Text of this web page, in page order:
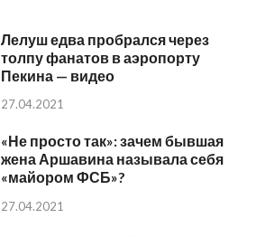
Лелуш едва пробрался через
толпу фанатов в аэропорту
Пекина — видео
27.04.2021
«Не просто так»: зачем бывшая
жена Аршавина называла себя
«майором ФСБ»?
27.04.2021